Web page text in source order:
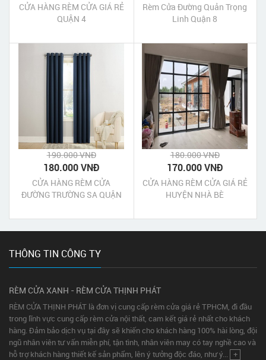
CỬA HÀNG RÈM CỬA GIÁ RẺ
QUẬN 4
Rèm Cửa Đường Quản Trọng
Linh Quận 8
190.000 VNĐ
180.000 VNĐ
CỬA HÀNG RÈM CỬA
ĐƯỜNG TRƯỜNG SA QUẬN
180.000 VNĐ
170.000 VNĐ
CỬA HÀNG RÈM CỬA GIÁ RẺ
HUYỆN NHÀ BÈ
THÔNG TIN CÔNG TY
RÈM CỬA XANH - RÈM CỬA THỊNH PHÁT
RÈM CỬA THỊNH PHÁT là đơn vị cung cấp rèm cửa giá rẻ TPHCM, đi đầu
trong lĩnh vực cung cấp rèm cửa nội thất, cam kết giá rẻ nhất cho khách
hàng. Đảm bảo dịch vụ tại đây sẽ khiến cho khách hàng 100% hài lòng, đội
ngũ nhân viên tư vấn miễn phí, tận tình, nhân viên may có tay nghề cao và
hỗ trợ khách hàng thiết kế sản phẩm, lên ý tưởng độc đáo, như ý... +